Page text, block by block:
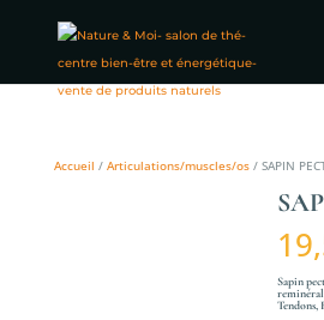
Accueil / Articulations/muscles/os/ SAPIN
Sapin
Tendons,